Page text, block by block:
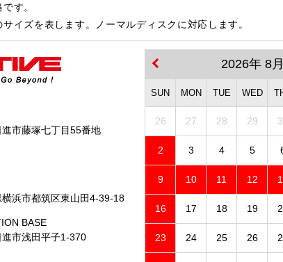
す。
イズを表します。ノーマルディスクに対応します。
市藤塚七丁目55番地
浜市都筑区東山田4-39-18
BASE
市浅田平子1-370
2026年 8月
SUN MON TUE WED
26 27 28 29
2 3 4 5
9 10 11 12
16 17 18 19
23 24 25 26